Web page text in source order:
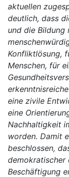
aktuellen
deutlich, dass
und die Bildung
Konfliktlösung,
Menschen, für
eine zivile
eine
Nachhaltigkeit
worden. Damit
beschlossen,
demokratischer
Beschäftigung